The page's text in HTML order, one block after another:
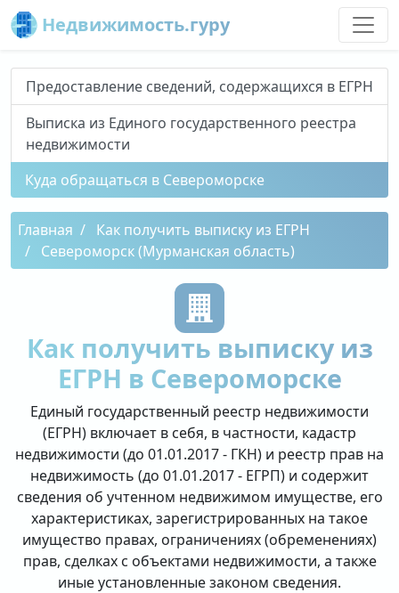
Недвижимость.гуру
Предоставление сведений, содержащихся в ЕГРН
Выписка из Единого государственного реестра
недвижимости
Куда обращаться в Североморске
Главная
Как получить выписку из ЕГРН
Североморск (Мурманская область)
Как получить выписку из
ЕГРН в Североморске
Единый государственный реестр недвижимости
(ЕГРН) включает в себя, в частности, кадастр
недвижимости (до 01.01.2017 - ГКН) и реестр прав на
недвижимость (до 01.01.2017 - ЕГРП) и содержит
сведения об учтенном недвижимом имуществе, его
характеристиках, зарегистрированных на такое
имущество правах, ограничениях (обременениях)
прав, сделках с объектами недвижимости, а также
иные установленные законом сведения.